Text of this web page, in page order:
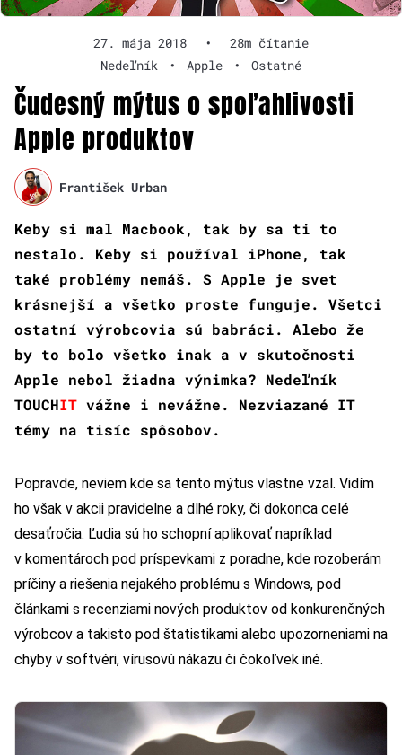
27. mája 2018 •
28m čítanie
Nedeľník
• Apple • Ostatné
Čudesný mýtus o spoľahlivosti
Apple produktov
František Urban
Keby si mal Macbook, tak by sa ti to
nestalo. Keby si používal iPhone, tak
také problémy nemáš. S Apple je svet
krásnejší a všetko proste funguje. Všetci
ostatní výrobcovia sú babráci. Alebo že
by to bolo všetko inak a v skutočnosti
Apple nebol žiadna výnimka? Nedeľník
TOUCHIT vážne i nevážne. Nezviazané IT
témy na tisíc spôsobov.
Popravde, neviem kde sa tento mýtus vlastne vzal. Vidím
ho však v akcii pravidelne a dlhé roky, či dokonca celé
desaťročia. Ľudia sú ho schopní aplikovať napríklad
v komentároch pod príspevkami z poradne, kde rozoberám
príčiny a riešenia nejakého problému s Windows, pod
článkami s recenziami nových produktov od konkurenčných
výrobcov a takisto pod štatistikami alebo upozorneniami na
chyby v softvéri, vírusovú nákazu či čokoľvek iné.